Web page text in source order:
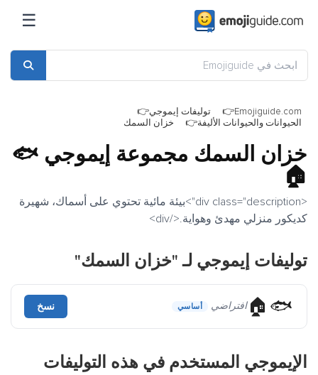
☰
Emojiguide.com
توليفات إيموجي
الحيوانات والحيوانات الأليفة
خزان السمك
خزان السمك مجموعة إيموجي 🐟
🏠
<div class="description">بيئة مائية تحتوي على أسماك، شهيرة
كديكور منزلي مهدئ وهواية.</div>
توليفات إيموجي لـ "خزان السمك"
🐟🏠افتراضي أساسي نسخ
الإيموجي المستخدم في هذه التوليفات